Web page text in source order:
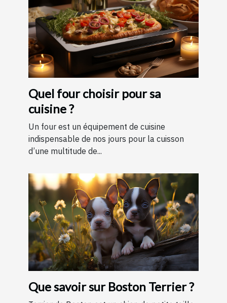
Quel four choisir pour sa
cuisine ?
Un four est un équipement de cuisine
indispensable de nos jours pour la cuisson
d’une multitude de...
Que savoir sur Boston Terrier ?